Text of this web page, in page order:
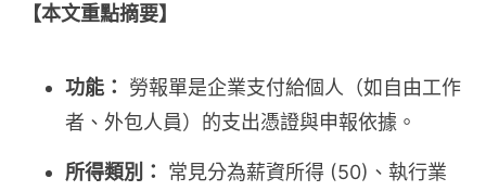
【本文重點摘要】
功能：
勞報單是企業支付給個人（如自由工作
者、外包人員）的支出憑證與申報依據。
所得類別：
常見分為薪資所得 (50)、執行業